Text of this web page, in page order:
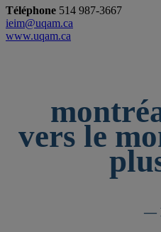
Téléphone 514 987-3667
ieim@uqam.ca
www.uqam.ca
vers le
—